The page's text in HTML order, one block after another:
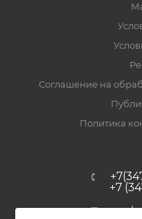
Соглашение на
Политика
+7